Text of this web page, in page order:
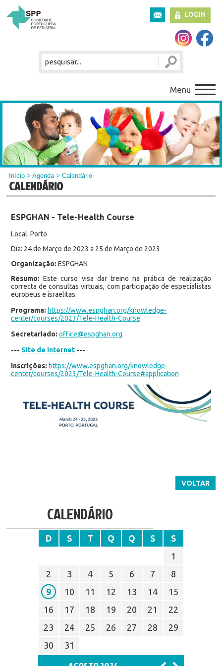
LOGIN
Menu
Início >Agenda> Calendário
CALENDÁRIO
ESPGHAN - Tele-Health Course
Local: Porto
Dia: 24 de Março de 2023 a 25 de Março de 2023
Organização: ESPGHAN
Resumo: Este curso visa dar treino na prática de realização
correcta de consultas virtuais, com participação de especialistas
europeus e israelitas.
Programa: https://www.espghan.org/knowledge-
center/courses/2023/Tele-Health-Course
Secretariado: office@espghan.org
--- Site de Internet ---
Inscrições: https://www.espghan.org/knowledge-
center/courses/2023/Tele-Health-Course#application
VOLTAR
CALENDÁRIO
D S T Q Q S
S
1
2
3 4 5 6 7
8
9
10 11 12 13 14
15
16
17 18 19 20 21
22
23
24 25 26 27 28
29
30
31